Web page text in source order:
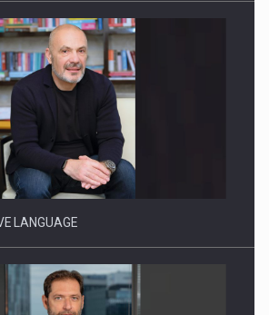
the Future of Protein Demand
LANGUAGE